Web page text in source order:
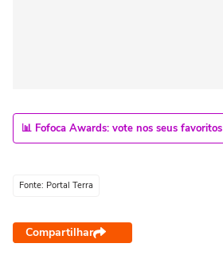
📊 Fofoca Awards: vote nos seus favoritos
Fonte: Portal Terra
Compartilhar